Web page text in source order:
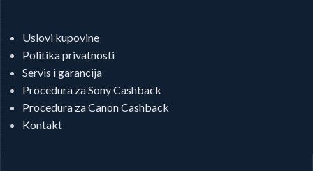
Uslovi kupovine
Politika privatnosti
Servis i garancija
Procedura za Sony Cashback
Procedura za Canon Cashback
Kontakt